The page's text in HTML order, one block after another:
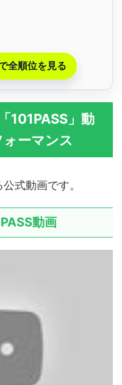
全順位を見る
101PASS」動
ォーマンス
式動画です。
動画